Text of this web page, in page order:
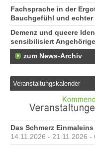
Fachsprache in der
Bauchgefühl und echter
Demenz und queere
sensibilisiert
zum News-Archiv
Veranstaltungskalender
Das Schmerz
14.11.2026 - 21.11.2026 -